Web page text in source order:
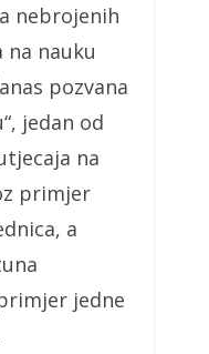
nebrojenih
nauku
pozvana
jedan od
na
primjer
a
jedne